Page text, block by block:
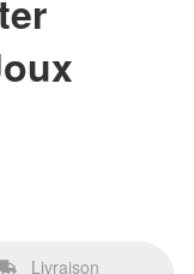
Livraison